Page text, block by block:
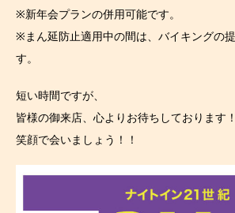
※新年会プランの併用可能です。
※まん延防止適用中の間は、バイキングの
す。
短い時間ですが、
皆様の御来店、心よりお待ちしております！
笑顔で会いましょう！！